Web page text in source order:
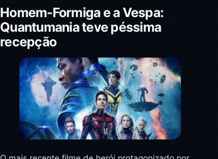
Homem-Formiga e a Vespa:
Quantumania teve péssima
recepção